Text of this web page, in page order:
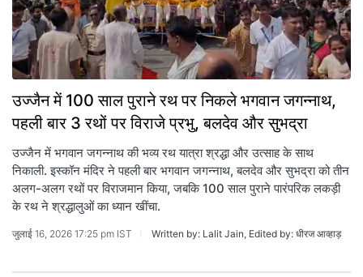
उज्जैन में 100 साल पुराने रथ पर निकले भगवान जगन्नाथ,
पहली बार 3 रथों पर विराजे प्रभु, बलदेव और सुभद्रा
उज्जैन में भगवान जगन्नाथ की भव्य रथ यात्रा श्रद्धा और उत्साह के साथ
निकाली. इस्कॉन मंदिर ने पहली बार भगवान जगन्नाथ, बलदेव और सुभद्रा को तीन
अलग-अलग रथों पर विराजमान किया, जबकि 100 साल पुराने पारंपरिक लकड़ी
के रथ ने श्रद्धालुओं का ध्यान खींचा.
जुलाई 16, 2026 17:25 pm IST Written by: Lalit Jain, Edited by: धीरज आव्हाड़